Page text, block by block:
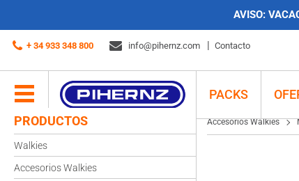
AVISO:
+ 34 933 348 800 info@pihernz.com Contacto
PACKS
PRODUCTOS
Walkies
Accesorios Walkies
JETFON JR-
Accesorios Walkies